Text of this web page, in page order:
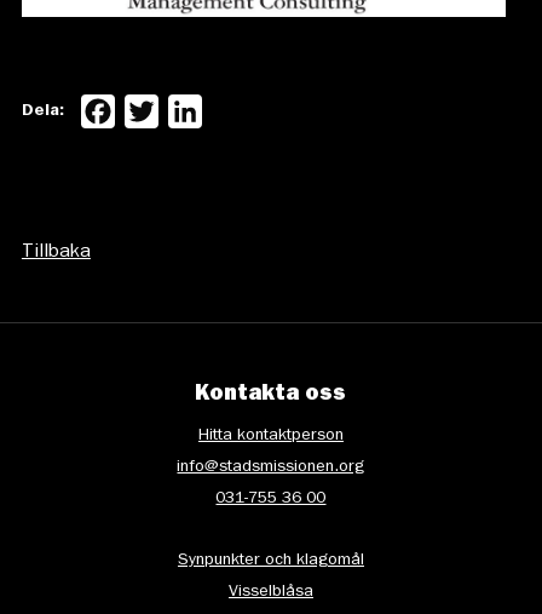
Dela: Facebook
Twitter
Tillbaka
Kontakta oss
Hitta kontaktperson
info@stadsmissionen.org
031-755 36 00
Synpunkter och klagomål
Visselblåsa